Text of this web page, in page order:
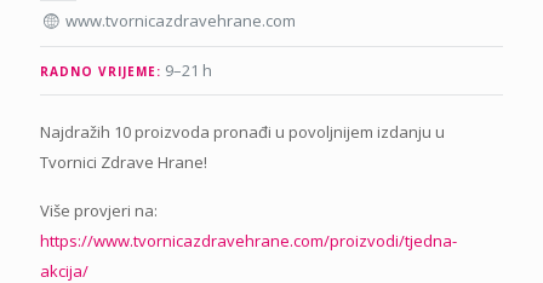
www.tvornicazdravehrane.com
RADNO VRIJEME: 9–21 h
Najdražih 10 proizvoda pronađi u povoljnijem izdanju u
Tvornici Zdrave Hrane!
Više provjeri na:
https://www.tvornicazdravehrane.com/proizvodi/tjedna-
akcija/